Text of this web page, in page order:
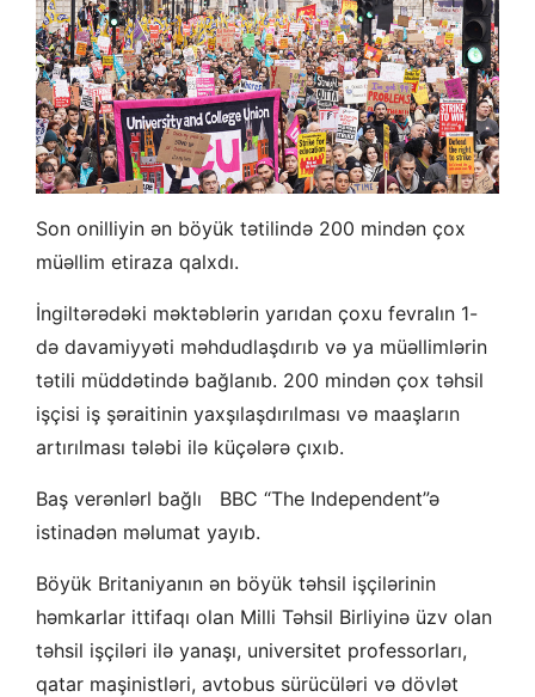
Son onilliyin ən böyük tətilində 200 mindən çox
müəllim etiraza qalxdı.
İngiltərədəki məktəblərin yarıdan çoxu fevralın 1-
də davamiyyəti məhdudlaşdırıb və ya müəllimlərin
tətili müddətində bağlanıb. 200 mindən çox təhsil
işçisi iş şəraitinin yaxşılaşdırılması və maaşların
artırılması tələbi ilə küçələrə çıxıb.
Baş verənlərl bağlı BBC “The Independent”ə
istinadən məlumat yayıb.
Böyük Britaniyanın ən böyük təhsil işçilərinin
həmkarlar ittifaqı olan Milli Təhsil Birliyinə üzv olan
təhsil işçiləri ilə yanaşı, universitet professorları,
qatar maşinistləri, avtobus sürücüləri və dövlət